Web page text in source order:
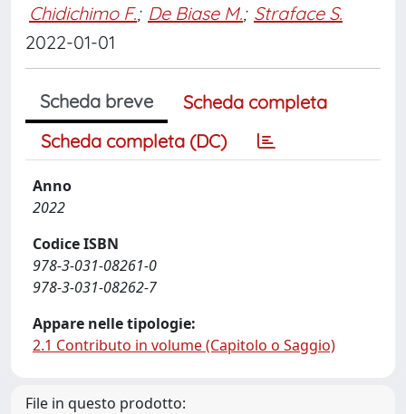
Chidichimo F.; De Biase M.; Straface S.
2022-01-01
Scheda breve
Scheda completa
Scheda completa (DC)
Anno
2022
Codice ISBN
978-3-031-08261-0
978-3-031-08262-7
Appare nelle tipologie:
2.1 Contributo in volume (Capitolo o Saggio)
File in questo prodotto: